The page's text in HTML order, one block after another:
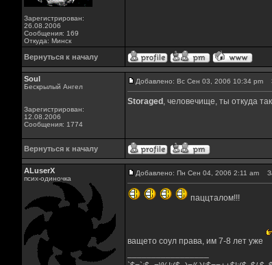
Зарегистрирован:
26.08.2006
Сообщения: 169
Откуда: Минск
Вернуться к началу
Soul
Бескрылый Ангел
Зарегистрирован:
12.08.2006
Сообщения: 1774
Добавлено: Вс Сен 03, 2006 10:34 pm
Storaged , человечище, ты откуда
Вернуться к началу
ALuserX
псих-одиночка
Добавлено: Пн Сен 04, 2006 2:11 am
паццталом!!!
ващето соул права, им 7-8 лет уже